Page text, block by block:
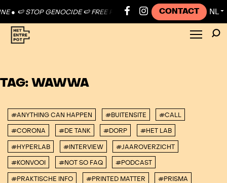
● 🍉 STOP GENOCIDE 🍉 FREE PALESTINE ● 🍉 STOP GENOCIDE 🍉
CONTACT NL ▼
TAG: WAWWA
#ANYTHING CAN HAPPEN #BUITENSITE #CALL
#CORONA #DE TANK #DORP #HET LAB
#HYPERLAB #INTERVIEW #JAAROVERZICHT
#KONVOOI #NOT SO FAQ #PODCAST
#PRAKTISCHE INFO #PRINTED MATTER #PRISMA